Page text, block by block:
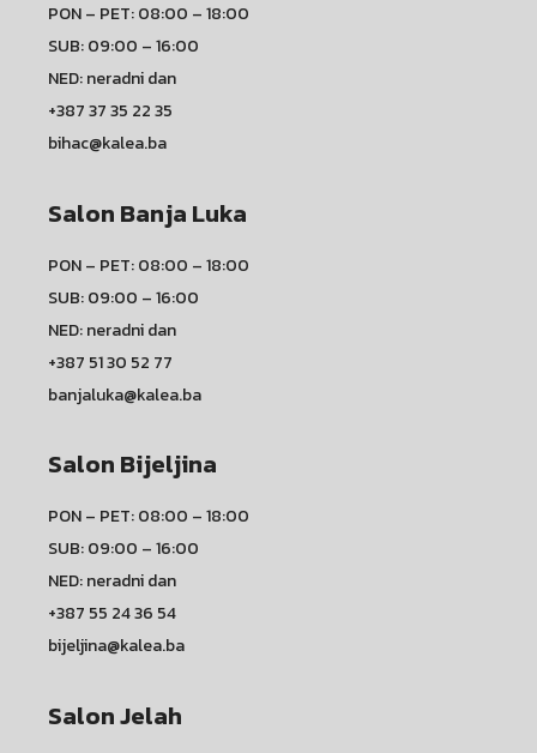
PON – PET: 08:00 – 18:00
SUB: 09:00 – 16:00
NED: neradni dan
+387 37 35 22 35
bihac@kalea.ba
Salon Banja Luka
PON – PET: 08:00 – 18:00
SUB: 09:00 – 16:00
NED: neradni dan
+387 51 30 52 77
banjaluka@kalea.ba
Salon Bijeljina
PON – PET: 08:00 – 18:00
SUB: 09:00 – 16:00
NED: neradni dan
+387 55 24 36 54
bijeljina@kalea.ba
Salon Jelah